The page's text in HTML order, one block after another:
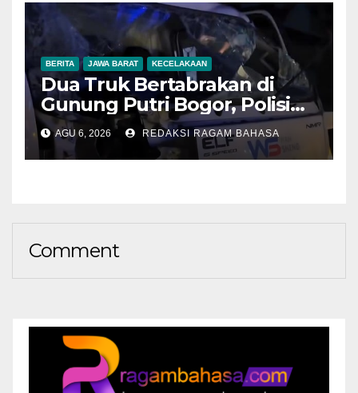
BERITA JAWA BARAT KECELAKAAN
Dua Truk Bertabrakan di
Gunung Putri Bogor, Polisi
Imbau Pengemudi
Tingkatkan Kewaspadaan
AGU 6, 2026 REDAKSI RAGAM BAHASA
Comment